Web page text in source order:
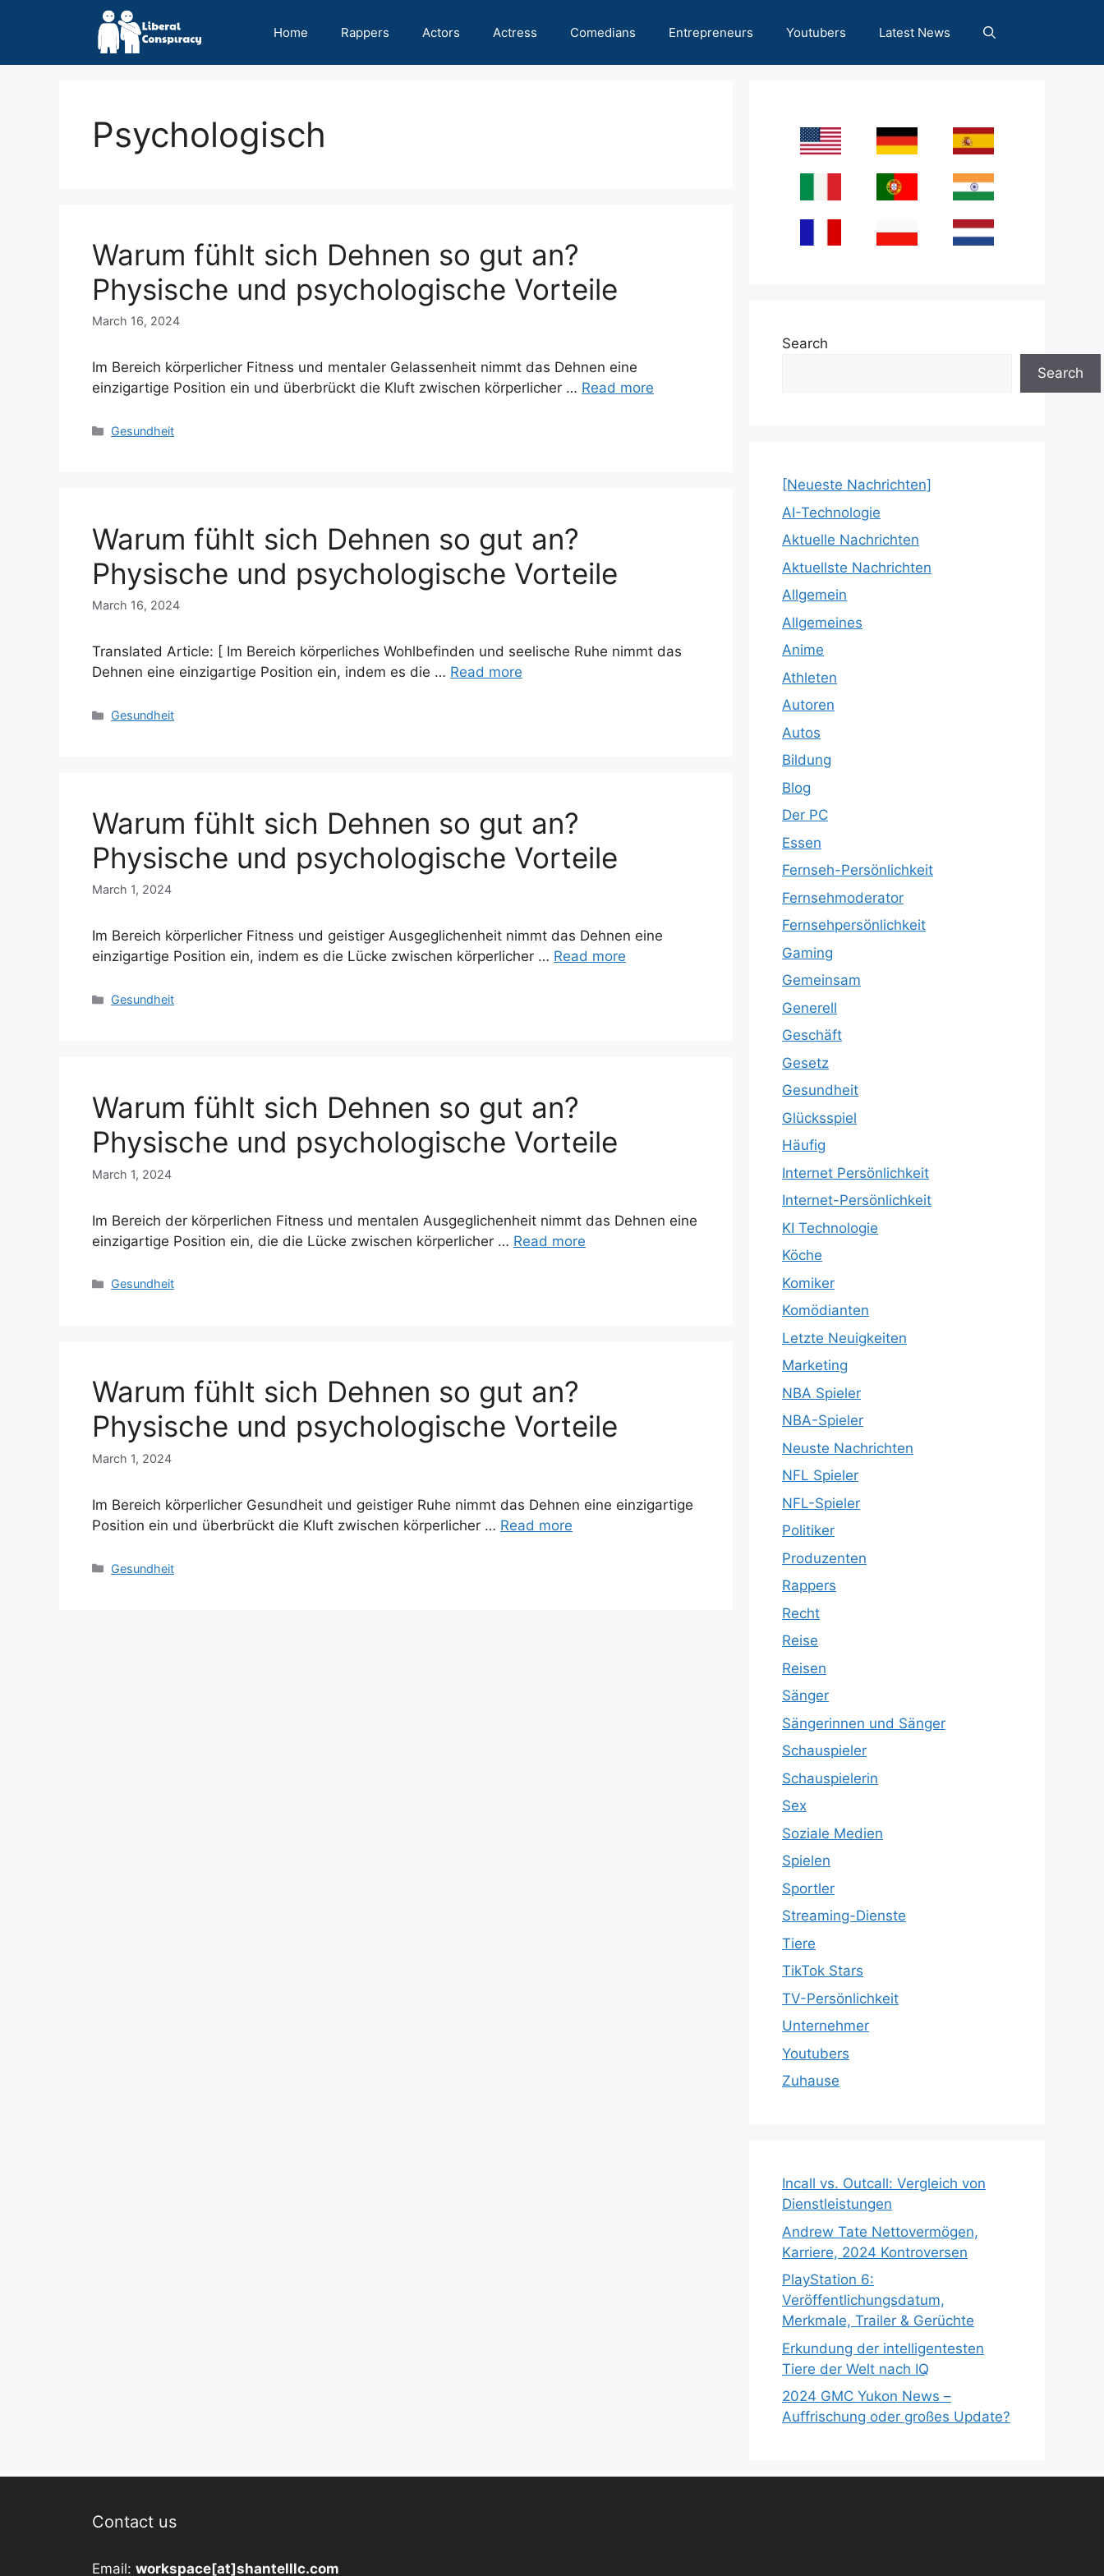
Home Rappers Actors Actress Comedians Entrepreneurs Youtubers Latest News
Psychologisch
Warum fühlt sich Dehnen so gut an?
Physische und psychologische Vorteile
March 16, 2024
Im Bereich körperlicher Fitness und mentaler Gelassenheit nimmt das Dehnen eine
einzigartige Position ein und überbrückt die Kluft zwischen körperlicher … Read more
Categories
Gesundheit
Warum fühlt sich Dehnen so gut an?
Physische und psychologische Vorteile
March 16, 2024
Translated Article: [ Im Bereich körperliches Wohlbefinden und seelische Ruhe nimmt das
Dehnen eine einzigartige Position ein, indem es die … Read more
Categories
Gesundheit
Warum fühlt sich Dehnen so gut an?
Physische und psychologische Vorteile
March 1, 2024
Im Bereich körperlicher Fitness und geistiger Ausgeglichenheit nimmt das Dehnen eine
einzigartige Position ein, indem es die Lücke zwischen körperlicher … Read more
Categories
Gesundheit
Warum fühlt sich Dehnen so gut an?
Physische und psychologische Vorteile
March 1, 2024
Im Bereich der körperlichen Fitness und mentalen Ausgeglichenheit nimmt das Dehnen eine
einzigartige Position ein, die die Lücke zwischen körperlicher … Read more
Categories
Gesundheit
Warum fühlt sich Dehnen so gut an?
Physische und psychologische Vorteile
March 1, 2024
Im Bereich körperlicher Gesundheit und geistiger Ruhe nimmt das Dehnen eine einzigartige
Position ein und überbrückt die Kluft zwischen körperlicher … Read more
Categories
Gesundheit
Search
Search
[Neueste Nachrichten]
AI-Technologie
Aktuelle Nachrichten
Aktuellste Nachrichten
Allgemein
Allgemeines
Anime
Athleten
Autoren
Autos
Bildung
Blog
Der PC
Essen
Fernseh-Persönlichkeit
Fernsehmoderator
Fernsehpersönlichkeit
Gaming
Gemeinsam
Generell
Geschäft
Gesetz
Gesundheit
Glücksspiel
Häufig
Internet Persönlichkeit
Internet-Persönlichkeit
KI Technologie
Köche
Komiker
Komödianten
Letzte Neuigkeiten
Marketing
NBA Spieler
NBA-Spieler
Neuste Nachrichten
NFL Spieler
NFL-Spieler
Politiker
Produzenten
Rappers
Recht
Reise
Reisen
Sänger
Sängerinnen und Sänger
Schauspieler
Schauspielerin
Sex
Soziale Medien
Spielen
Sportler
Streaming-Dienste
Tiere
TikTok Stars
TV-Persönlichkeit
Unternehmer
Youtubers
Zuhause
Incall vs. Outcall: Vergleich von
Dienstleistungen
Andrew Tate Nettovermögen,
Karriere, 2024 Kontroversen
PlayStation 6:
Veröffentlichungsdatum,
Merkmale, Trailer & Gerüchte
Erkundung der intelligentesten
Tiere der Welt nach IQ
2024 GMC Yukon News –
Auffrischung oder großes Update?
Contact us
Email: workspace[at]shantelllc.com